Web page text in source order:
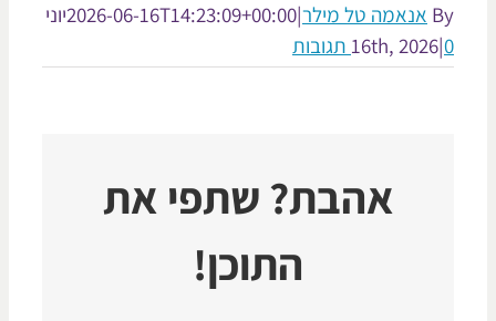
אנאמה טל מילר|
2026-06-16T14:23:09+00:00יוני
16th, 2026
אהבת? שתפי את
התוכן!